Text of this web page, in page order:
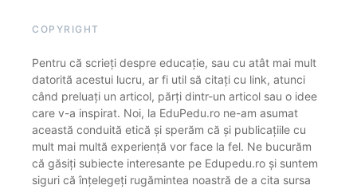
COPYRIGHT
Pentru că scrieți despre educație, sau cu atât mai mult
datorită acestui lucru, ar fi util să citați cu link, atunci
când preluați un articol, părți dintr-un articol sau o idee
care v-a inspirat. Noi, la EduPedu.ro ne-am asumat
această conduită etică și sperăm că și publicațiile cu
mult mai multă experiență vor face la fel. Ne bucurăm
că găsiți subiecte interesante pe Edupedu.ro și suntem
siguri că înțelegeți rugămintea noastră de a cita sursa